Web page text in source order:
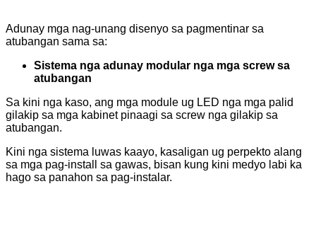
Adunay mga nag-unang disenyo sa pagmentinar sa
atubangan sama sa:
Sistema nga adunay modular nga mga screw sa
atubangan
Sa kini nga kaso, ang mga module ug LED nga mga palid
gilakip sa mga kabinet pinaagi sa screw nga gilakip sa
atubangan.
Kini nga sistema luwas kaayo, kasaligan ug perpekto alang
sa mga pag-install sa gawas, bisan kung kini medyo labi ka
hago sa panahon sa pag-instalar.